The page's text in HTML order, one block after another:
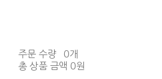
주문 수량
0개
총 상품 금액 0원